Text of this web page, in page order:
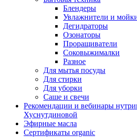
Блендеры
Увлажнители и
Дегидраторы
Озонаторы
Проращиватели
Соковыжималки
Разное
Для мытья посуды
Для стирки
Для уборки
Саше и свечи
Рекомендации и вебинары
Хуснутдиновой
Эфирные масла
Сертификаты organic